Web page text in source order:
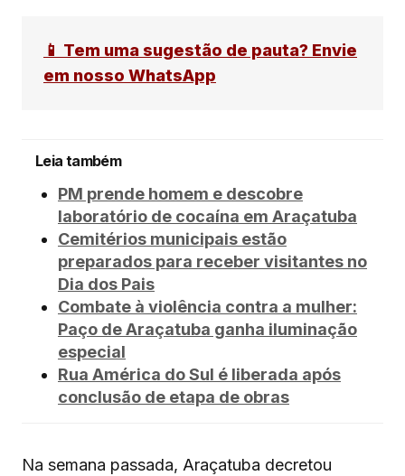
📱 Tem uma sugestão de pauta? Envie
em nosso WhatsApp
Leia também
PM prende homem e descobre
laboratório de cocaína em Araçatuba
Cemitérios municipais estão
preparados para receber visitantes no
Dia dos Pais
Combate à violência contra a mulher:
Paço de Araçatuba ganha iluminação
especial
Rua América do Sul é liberada após
conclusão de etapa de obras
Na semana passada, Araçatuba decretou